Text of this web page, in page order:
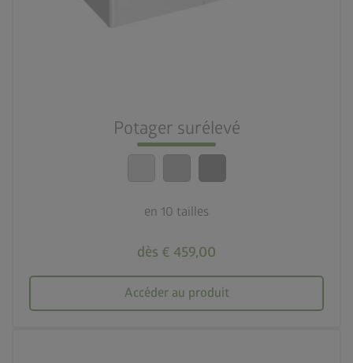
Potager surélevé
en 10 tailles
dès € 459,00
Accéder au produit
calendar_month
20 ans de garantie